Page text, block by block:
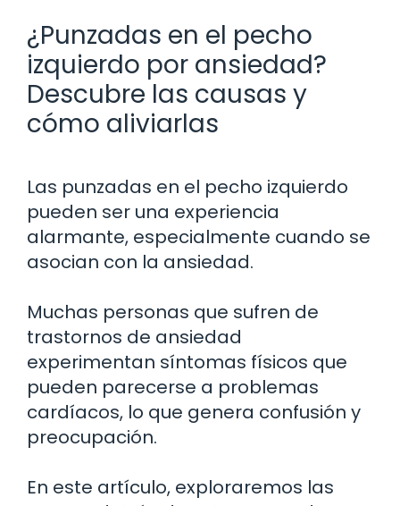
¿Punzadas en el pecho
izquierdo por ansiedad?
Descubre las causas y
cómo aliviarlas
Las punzadas en el pecho izquierdo
pueden ser una experiencia
alarmante, especialmente cuando se
asocian con la ansiedad.
Muchas personas que sufren de
trastornos de ansiedad
experimentan síntomas físicos que
pueden parecerse a problemas
cardíacos, lo que genera confusión y
preocupación.
En este artículo, exploraremos las